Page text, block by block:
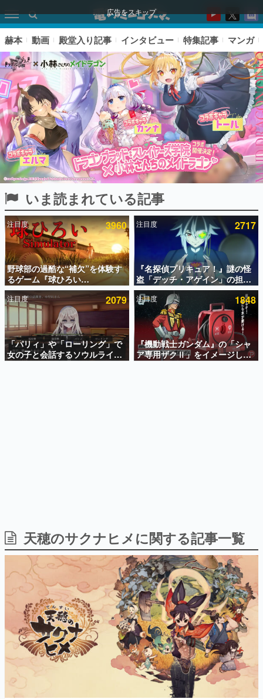
広告をスキップ
ピックアップ
電ファミのいま読まれている記事ランキング
アプリセール情報
インタビュー
連載・特集一覧
殿堂入り記事
SNS拡散数が数千以上！ ページビュー数万以上！ などな
ど。多くの人々に読まれた、電ファミ渾身の“殿堂入り”記
事をまとめました。
日本のコンテンツ産業やカルチャーに与えた影響を探る企
画です。
日本モバイルゲーム産業史
日本のモバイルゲーム史における主要なトピック・タイト
ルを網羅するほか、開発者へのインタビューや識者による
解説を掲載。約20年の歴史が一望できる決定版！
若ゲのいたり〜ゲームクリエイターの青春〜
『うつヌケ』『ペンと箸』等で知られるマンガ家・田中圭
一先生によるゲーム業界レポートマンガです。
なんでゲームは面白い？
ゲーム開発者・hamatsu氏がゲームの魅力を画面や操作の
具体的な形から解き明かしていく、硬派で骨太な評論連載
赫本 動画 殿堂入り記事 インタビュー 特集記事 マンガ
いま読まれている記事
注目度 3960
野球部の過酷な“補欠”を体験す
るゲーム『球ひろい
Simulator』が「1件」のウィッ
シュリストをもとにチェコ語に
対応しSNSで話題に。『キング
ダム・カム』開発元やチェコの
プロ野球選手から称賛の声
注目度 2717
『名探偵プリキュア！』謎の怪
盗「デッチ・アゲイン」の担当
キャストは天﨑滉平さんと判
明。『Re:ゼロから始める異世
界生活』オットー役、『ヒプノ
シスマイク』山田三郎役など
注目度 2079
「パリィ」や「ローリング」で
女の子と会話するソウルライク
恋愛ゲーム『小早川さんはソウ
注目度 1848
『機動戦士ガンダム』の「シャ
ア専用ザクⅡ」をイメージした
散水ホースリールが予約開始。
天穂のサクナヒメに関する記事一覧